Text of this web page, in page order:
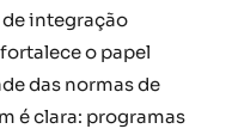
integração
o papel
das normas de
é clara: programas